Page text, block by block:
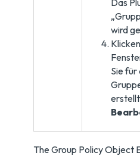
Das
wird
Sie für
erstellt
The Group Policy Object